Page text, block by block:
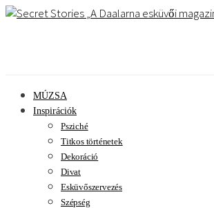
A Daalarna esküvői
MÚZSA
Inspirációk
Psziché
Titkos történetek
Dekoráció
Divat
Esküvőszervezés
Szépség